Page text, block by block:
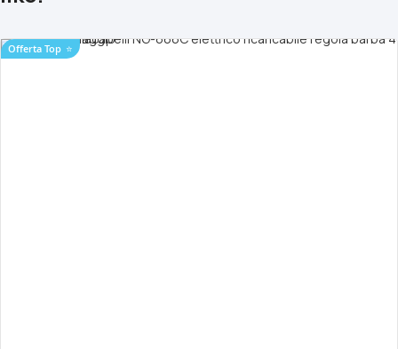
Offerta Top ⭐